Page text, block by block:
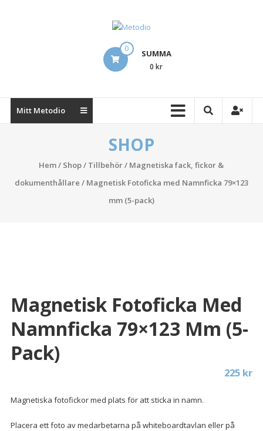
Management
Boards
0 SUMMA
0 kr
Mitt Metodio
SHOP
Hem/ Shop/ Tillbehör/ Magnetiska fack, fickor &
dokumenthållare / Magnetisk Fotoficka med Namnficka 79×123
mm (5-pack)
Magnetisk Fotoficka Med
Namnficka 79×123 Mm (5-
Pack)
225 kr
Magnetiska fotofickor med plats för att sticka in namn.
Placera ett foto av medarbetarna på whiteboardtavlan eller på